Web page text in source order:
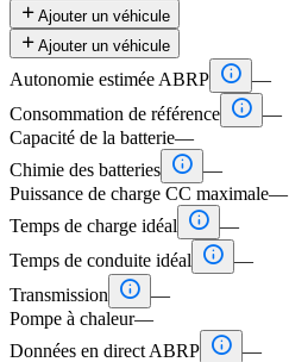
 Ajouter un véhicule
 Ajouter un véhicule
Autonomie estimée ABRP  —
Consommation de référence  —
Capacité de la batterie—
Chimie des batteries  —
Puissance de charge CC maximale—
Temps de charge idéal
 —
Temps de conduite idéal
 —
Transmission
 —
Pompe à chaleur—
Données en direct ABRP  —